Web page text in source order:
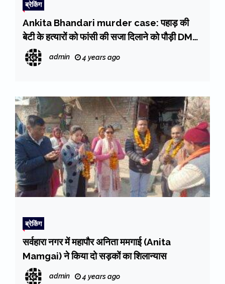
ब्रेकिंग
Ankita Bhandari murder case: पहाड़ की
बेटी के हत्यारों को फांसी की सजा दिलाने को पौड़ी DM
कार्यालय में प्रदर्शन
admin 4 years ago
ब्रेकिंग
सर्वहारा नगर में महापौर अनिता ममगाई (Anita
Mamgai) ने किया दो सड़कों का शिलान्यास
admin 4 years ago